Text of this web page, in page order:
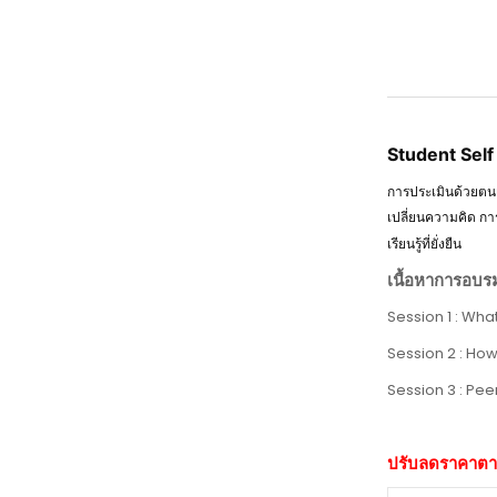
Student
การประเมินด้วยต
เปลี่ยนความคิด ก
เรียนรู้ที่ยั่งยืน
เนื้อหาการอบ
Session 1 :
Session 2 :
Session 3 :
ปรับลดราคาต